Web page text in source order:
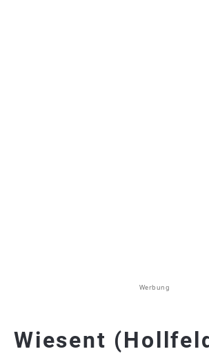
Werbung
Wiesent